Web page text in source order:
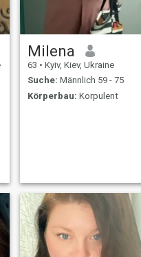
Milena
63 • Kyiv, Kiev, Ukraine
Suche: Männlich 59 - 75
Körperbau: Korpulent